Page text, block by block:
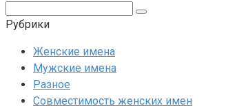
Рубрики
Женские имена
Мужские имена
Разное
Совместимость женских имен